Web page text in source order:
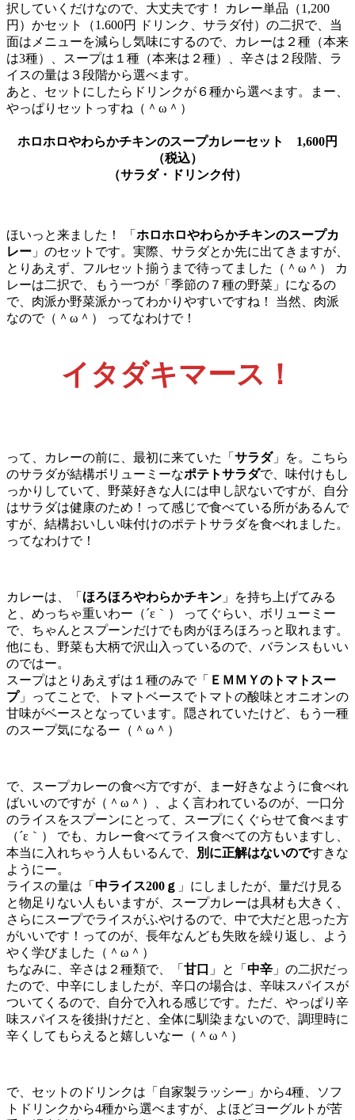
択していくだけなので、大丈夫です！ カレー単品（1,200
円）かセット（1.600円 ドリンク、サラダ付）の二択で、当
面はメニューを減らし気味にするので、カレーは２種（本来
は3種）、スープは１種（本来は２種）、辛さは２段階、ラ
イスの量は３段階から選べます。
あと、セットにしたらドリンクが６種から選べます。まー、
やっぱりセットっすね（＾ω＾）
ホロホロやわらかチキンのスープカレーセット
1,600円
（税込）
（サラダ・ドリンク付）
ほいっと来ました！ 「 ホロホロやわらかチキンのスープカ
レー 」のセットです。実際、サラダとか先に出てきますが、
とりあえず、フルセット揃うまで待ってました（＾ω＾） カ
レーは二択で、もう一つが「季節の７種の野菜」になるの
で、肉派か野菜派かってわかりやすいですね！ 当然、肉派
なので（＾ω＾） ってなわけで！
イタダキマース！
って、カレーの前に、最初に来ていた「 サラダ」を。こちら
のサラダが結構ボリューミーなポテトサラダで、味付けもし
っかりしていて、野菜好きな人には申し訳ないですが、自分
はサラダは健康のため！って感じで食べている所があるんで
すが、結構おいしい味付けのポテトサラダを食べれました。
ってなわけで！
カレーは、「 ほろほろやわらかチキン 」を持ち上げてみる
と、めっちゃ重いわー（´ε｀） ってぐらい、ボリューミー
で、ちゃんとスプーンだけでも肉がほろほろっと取れます。
他にも、野菜も大柄で沢山入っているので、バランスもいい
のではー。
スープはとりあえずは１種のみで「 ＥＭＭＹのトマトスー
プ」ってことで、トマトベースでトマトの酸味とオニオンの
甘味がベースとなっています。隠されていたけど、もう一種
のスープ気になるー（＾ω＾）
で、スープカレーの食べ方ですが、まー好きなように食べれ
ばいいのですが（＾ω＾）、よく言われているのが、一口分
のライスをスプーンにとって、スープにくぐらせて食べます
（´ε｀） でも、カレー食べてライス食べての方もいますし、
本当に入れちゃう人もいるんで、 別に正解はないのですきな
ようにー。
ライスの量は「 中ライス200ｇ 」にしましたが、量だけ見る
と物足りない人もいますが、スープカレーは具材も大きく、
さらにスープでライスがふやけるので、中で大だと思った方
がいいです！ってのが、長年なんども失敗を繰り返し、よう
やく学びました（＾ω＾）
ちなみに、辛さは２種類で、「 甘口 」と「 中辛 」の二択だっ
たので、中辛にしましたが、辛口の場合は、辛味スパイスが
ついてくるので、自分で入れる感じです。ただ、やっぱり辛
味スパイスを後掛けだと、全体に馴染まないので、調理時に
辛くしてもらえると嬉しいなー（＾ω＾）
で、セットのドリンクは「自家製ラッシー」から4種、ソフ
トドリンクから4種から選べますが、よほどヨーグルトが苦